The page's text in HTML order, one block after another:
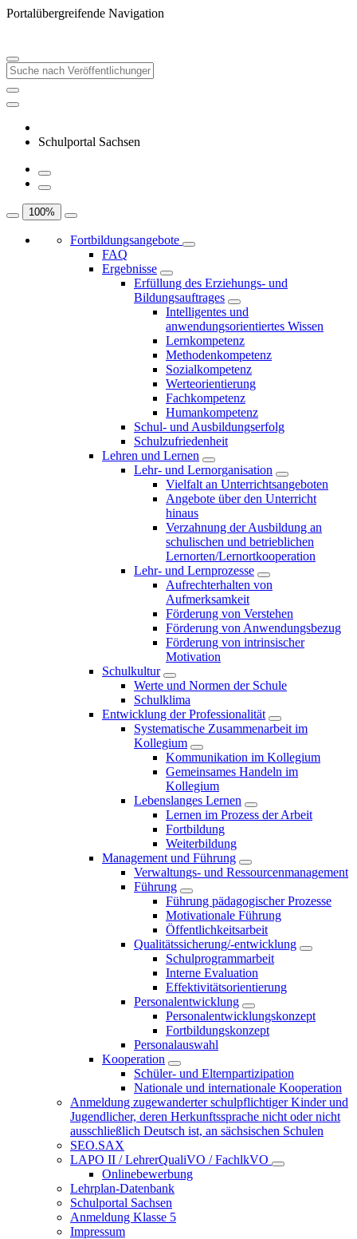
Portalübergreifende Navigation
Schulportal Sachsen
100%
Fortbildungsangebote
FAQ
Ergebnisse
Erfüllung des Erziehungs- und
Bildungsauftrages
Intelligentes und
anwendungsorientiertes Wissen
Lernkompetenz
Methodenkompetenz
Sozialkompetenz
Werteorientierung
Fachkompetenz
Humankompetenz
Schul- und Ausbildungserfolg
Schulzufriedenheit
Lehren und Lernen
Lehr- und Lernorganisation
Vielfalt an Unterrichtsangeboten
Angebote über den Unterricht
hinaus
Verzahnung der Ausbildung an
schulischen und betrieblichen
Lernorten/Lernortkooperation
Lehr- und Lernprozesse
Aufrechterhalten von
Aufmerksamkeit
Förderung von Verstehen
Förderung von Anwendungsbezug
Förderung von intrinsischer
Motivation
Schulkultur
Werte und Normen der Schule
Schulklima
Entwicklung der Professionalität
Systematische Zusammenarbeit im
Kollegium
Kommunikation im Kollegium
Gemeinsames Handeln im
Kollegium
Lebenslanges Lernen
Lernen im Prozess der Arbeit
Fortbildung
Weiterbildung
Management und Führung
Verwaltungs- und Ressourcenmanagement
Führung
Führung pädagogischer Prozesse
Motivationale Führung
Öffentlichkeitsarbeit
Qualitätssicherung/-entwicklung
Schulprogrammarbeit
Interne Evaluation
Effektivitätsorientierung
Personalentwicklung
Personalentwicklungskonzept
Fortbildungskonzept
Personalauswahl
Kooperation
Schüler- und Elternpartizipation
Nationale und internationale Kooperation
Anmeldung zugewanderter schulpflichtiger Kinder und
Jugendlicher, deren Herkunftssprache nicht oder nicht
ausschließlich Deutsch ist, an sächsischen Schulen
SEO.SAX
LAPO II / LehrerQualiVO / FachlkVO
Onlinebewerbung
Lehrplan-Datenbank
Schulportal Sachsen
Anmeldung Klasse 5
Impressum